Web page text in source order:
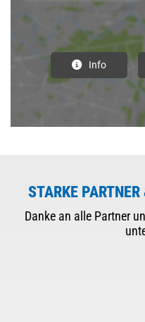
Info
STARKE
Danke an alle Partner